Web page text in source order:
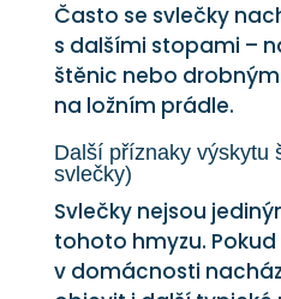
Často se svlečky
s dalšími stopami –
štěnic nebo
na ložním prádle.
Další příznaky výskytu
svlečky)
Svlečky nejsou
tohoto hmyzu.
v domácnosti